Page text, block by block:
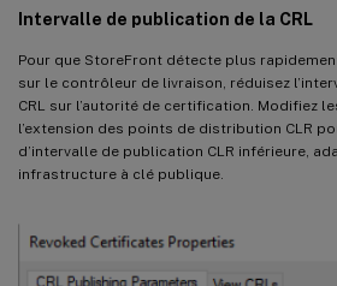
Intervalle de publication de la CRL
Pour que StoreFront détecte plus
sur le contrôleur de livraison, réduisez
CRL sur l’autorité de certification. Modifiez
l’extension des points de distribution CLR
d’intervalle de publication CLR inférieure,
infrastructure à clé publique.